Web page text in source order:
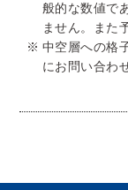
般的な数値で
ません。また
中空層への格
にお問い合わ